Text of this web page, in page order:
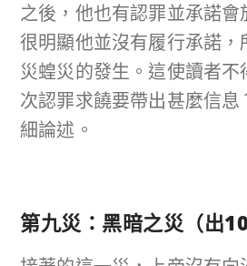
之後，他也有認罪並承諾
很明顯他並沒有履行承諾
災蝗災的發生。這使讀者
次認罪求饒要帶出甚麼信
細論述。
第九災：黑暗之災（出